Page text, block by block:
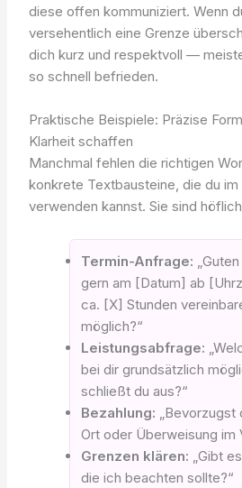
diese offen kommuniziert. Wenn
versehentlich eine Grenze
dich kurz und respektvoll —
so schnell befrieden.
Praktische Beispiele: Präzise
Klarheit schaffen
Manchmal fehlen die richtigen
konkrete Textbausteine, die du
verwenden kannst. Sie sind
Termin-Anfrage:
gern am [Datum] ab
ca. [X] Stunden
möglich?“
Leistungsabfrage:
bei dir grundsätzlich
schließt du aus?“
Bezahlung: „Bevorzugst
Ort oder Überweisung im
Grenzen klären: „Gibt
die ich beachten sollte?“